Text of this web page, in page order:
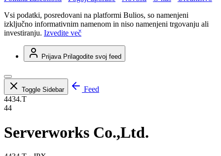
Vsi podatki, posredovani na platformi Bulios, so namenjeni
izključno informativnim namenom in niso namenjeni trgovanju ali
investiranju. Izvedite več
Prijava Prilagodite svoj feed
Toggle Sidebar
Feed
4434.T
44
Serverworks Co.,Ltd.